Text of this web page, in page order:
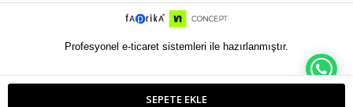
SEPETE EKLE
Profesyonel e-ticaret sistemleri ile hazırlanmıştır.